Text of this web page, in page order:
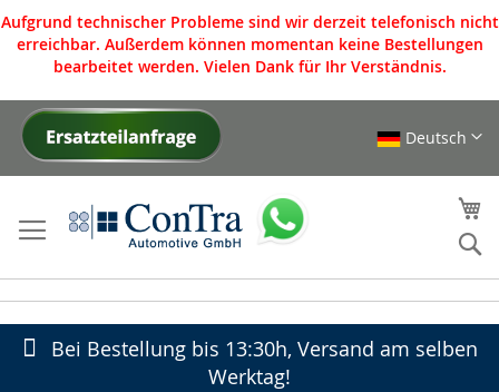
Aufgrund technischer Probleme sind wir derzeit telefonisch nicht
erreichbar. Außerdem können momentan keine Bestellungen
bearbeitet werden. Vielen Dank für Ihr Verständnis.
Direkt
Deutsch
Bei Bestellung bis 13:30h, Versand am selben
Werktag!